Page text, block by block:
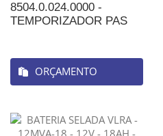
8504.0.024.0000 -
TEMPORIZADOR PAS
ORÇAMENTO